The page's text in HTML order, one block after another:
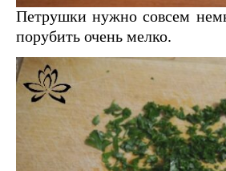
Петрушки нужно совсем
порубить очень мелко.